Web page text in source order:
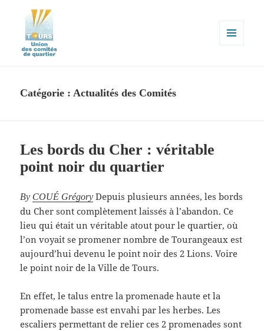
la ville de Tours
Catégorie :Actualités des Comités
Les bords du Cher : véritable
point noir du quartier
By COUÉ Grégory Depuis plusieurs années, les bords
du Cher sont complètement laissés à l’abandon. Ce
lieu qui était un véritable atout pour le quartier, où
l’on voyait se promener nombre de Tourangeaux est
aujourd’hui devenu le point noir des 2 Lions. Voire
le point noir de la Ville de Tours.
En effet, le talus entre la promenade haute et la
promenade basse est envahi par les herbes. Les
escaliers permettant de relier ces 2 promenades sont